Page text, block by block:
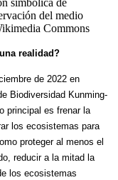
realidad?
de 2022 en
Biodiversidad Kunming-
principal es frenar la
los ecosistemas para
proteger al menos el
reducir a la mitad la
los ecosistemas